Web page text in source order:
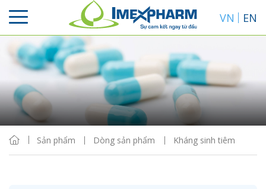
VN EN
Sản phẩm Dòng sản phẩm Kháng sinh tiêm
Sắp xếp
Hiển thị